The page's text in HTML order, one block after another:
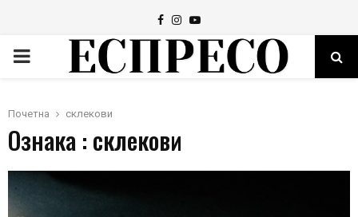
Facebook
Instagram
Youtube
PRIMARY
Почетна склекови
Ознака : склекови